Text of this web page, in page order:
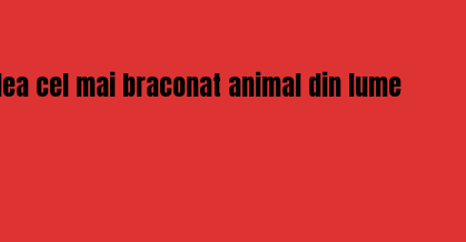
cel mai braconat animal din lume